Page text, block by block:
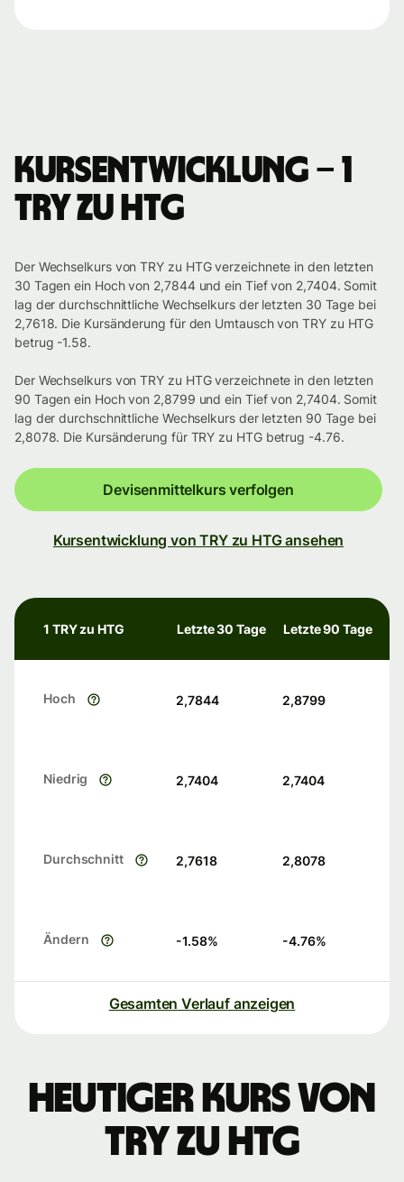
Kursentwicklung – 1
TRY zu HTG
Der Wechselkurs von TRY zu HTG verzeichnete in den letzten
30 Tagen ein Hoch von 2,7844 und ein Tief von 2,7404. Somit
lag der durchschnittliche Wechselkurs der letzten 30 Tage bei
2,7618. Die Kursänderung für den Umtausch von TRY zu HTG
betrug -1.58.
Der Wechselkurs von TRY zu HTG verzeichnete in den letzten
90 Tagen ein Hoch von 2,8799 und ein Tief von 2,7404. Somit
lag der durchschnittliche Wechselkurs der letzten 90 Tage bei
2,8078. Die Kursänderung für TRY zu HTG betrug -4.76.
Devisenmittelkurs verfolgen
Kursentwicklung von TRY zu HTG ansehen
1 TRY zu HTG Letzte 30 Tage Letzte 90 Tage
Hoch 2,7844 2,8799
Niedrig 2,7404 2,7404
Durchschnitt 2,7618 2,8078
Ändern -1.58% -4.76%
Gesamten Verlauf anzeigen
Heutiger Kurs von
TRY zu HTG